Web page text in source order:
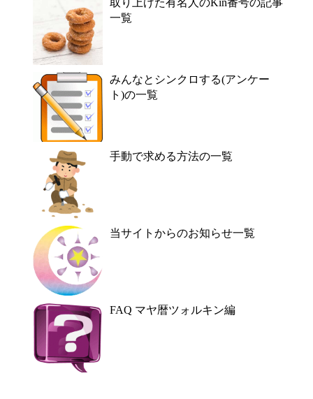
取り上げた有名人のKin番号の記事
一覧
みんなとシンクロする(アンケー
ト)の一覧
手動で求める方法の一覧
当サイトからのお知らせ一覧
FAQ マヤ暦ツォルキン編